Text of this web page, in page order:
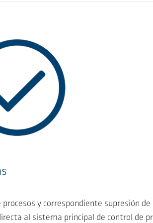
procesos y correspondiente supresión
al sistema principal de control de